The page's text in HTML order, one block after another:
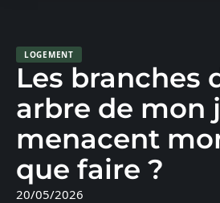
LOGEMENT
Les branches
arbre de mon
menacent
que faire ?
20/05/2026